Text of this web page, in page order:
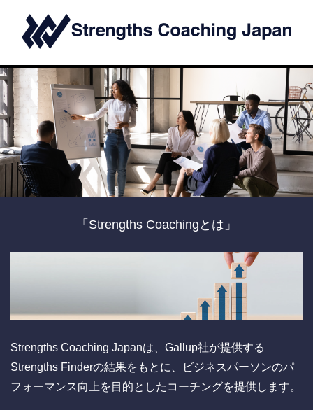
「Strengths Coachingとは」
Strengths Coaching Japanは、Gallup社が提供する
Strengths Finderの結果をもとに、ビジネスパーソンのパ
フォーマンス向上を目的としたコーチングを提供します。